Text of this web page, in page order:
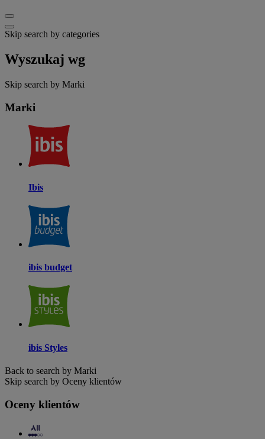
Skip search by categories
Wyszukaj wg
Skip search by Marki
Marki
Ibis
ibis budget
ibis Styles
Back to search by Marki
Skip search by Oceny klientów
Oceny klientów